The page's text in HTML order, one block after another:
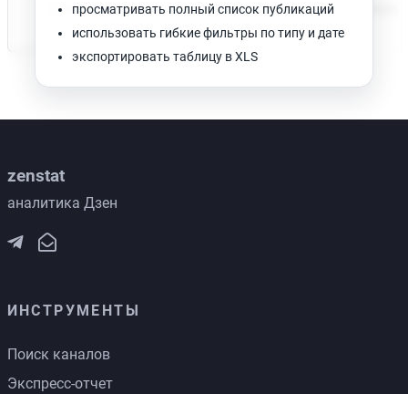
Нет доступных публикаций. Попробуйте изменить фильтр.
просматривать полный список публикаций
использовать гибкие фильтры по типу и дате
экспортировать таблицу в XLS
zenstat
аналитика Дзен
ИНСТРУМЕНТЫ
Поиск каналов
Экспресс-отчет